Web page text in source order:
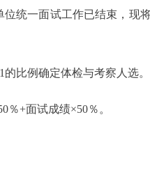
统一面试工作已结束，现
比例确定体检与考察人选。
+面试成绩×50％。